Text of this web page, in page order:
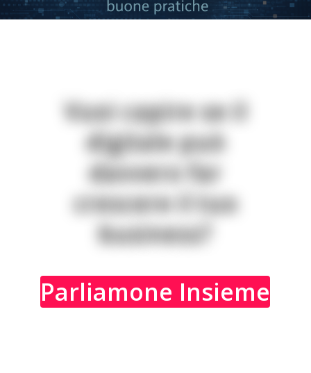
Vuoicapireseil
digitalepuò
davvero far
crescereiltuo
business?
Parliamone Insieme